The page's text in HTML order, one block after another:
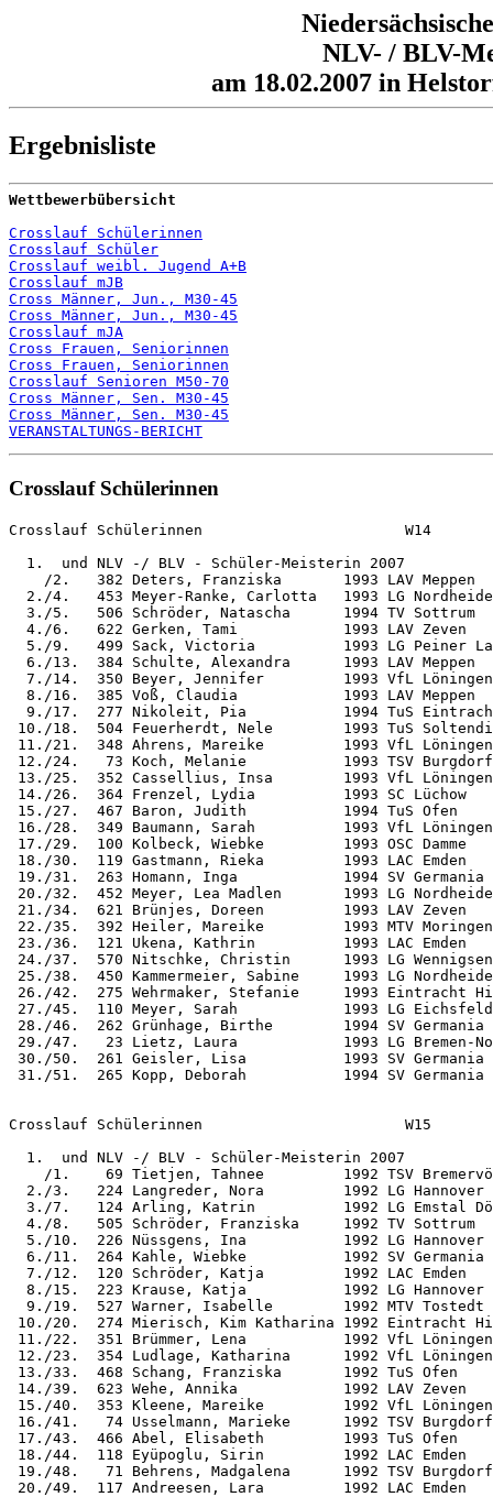
NLV- / BLV-
am 18.02.2007 in
Ergebnisliste
Wettbewerbübersicht
Crosslauf Schülerinnen
Crosslauf Schüler
Crosslauf weibl. Jugend A+B
Crosslauf mJB
Cross Männer, Jun., M30-45
Cross Männer, Jun., M30-45
Crosslauf mJA
Cross Frauen, Seniorinnen
Cross Frauen, Seniorinnen
Crosslauf Senioren M50-70
Cross Männer, Sen. M30-45
Cross Männer, Sen. M30-45
VERANSTALTUNGS-BERICHT
Crosslauf Schülerinnen
Crosslauf Schülerinnen                       W14
  1.  und NLV -/ BLV - Schüler-Meisterin 2007
/2.   382 Deters, Franziska       1993 LAV Meppen
2./4.   453 Meyer-Ranke, Carlotta   1993 LG
3./5.   506 Schröder, Natascha      1994 TV Sottrum
4./6.   622 Gerken, Tami            1993 LAV Zeven
5./9.   499 Sack, Victoria          1993 LG Peiner
6./13.  384 Schulte, Alexandra      1993 LAV Meppen
7./14.  350 Beyer, Jennifer         1993 VfL
8./16.  385 Voß, Claudia            1993 LAV Meppen
9./17.  277 Nikoleit, Pia           1994 TuS
10./18.  504 Feuerherdt, Nele        1993 TuS
11./21.  348 Ahrens, Mareike         1993 VfL
12./24.   73 Koch, Melanie           1993 TSV
13./25.  352 Cassellius, Insa        1993 VfL
14./26.  364 Frenzel, Lydia          1993 SC
15./27.  467 Baron, Judith           1994 TuS
16./28.  349 Baumann, Sarah          1993 VfL
17./29.  100 Kolbeck, Wiebke         1993 OSC
18./30.  119 Gastmann, Rieka         1993 LAC
19./31.  263 Homann, Inga            1994 SV
20./32.  452 Meyer, Lea Madlen       1993 LG
21./34.  621 Brünjes, Doreen         1993 LAV
22./35.  392 Heiler, Mareike         1993 MTV
23./36.  121 Ukena, Kathrin          1993 LAC
24./37.  570 Nitschke, Christin      1993 LG
25./38.  450 Kammermeier, Sabine     1993 LG
26./42.  275 Wehrmaker, Stefanie     1993
27./45.  110 Meyer, Sarah            1993 LG
28./46.  262 Grünhage, Birthe        1994 SV
29./47.   23 Lietz, Laura            1993 LG
30./50.  261 Geisler, Lisa           1993 SV
31./51.  265 Kopp, Deborah           1994 SV
Crosslauf Schülerinnen                       W15
  1.  und NLV -/ BLV - Schüler-Meisterin 2007
/1.    69 Tietjen, Tahnee         1992 TSV
2./3.   224 Langreder, Nora         1992 LG Hannover
3./7.   124 Arling, Katrin          1992 LG Emstal
4./8.   505 Schröder, Franziska     1992 TV Sottrum
5./10.  226 Nüssgens, Ina           1992 LG Hannover
6./11.  264 Kahle, Wiebke           1992 SV Germania
7./12.  120 Schröder, Katja         1992 LAC Emden
8./15.  223 Krause, Katja           1992 LG Hannover
9./19.  527 Warner, Isabelle        1992 MTV Tostedt
10./20.  274 Mierisch, Kim Katharina 1992
11./22.  351 Brümmer, Lena           1992 VfL
12./23.  354 Ludlage, Katharina      1992 VfL
13./33.  468 Schang, Franziska       1992 TuS
14./39.  623 Wehe, Annika            1992 LAV
15./40.  353 Kleene, Mareike         1992 VfL
16./41.   74 Usselmann, Marieke      1992 TSV
17./43.  466 Abel, Elisabeth         1993 TuS
18./44.  118 Eyüpoglu, Sirin         1992 LAC
19./48.   71 Behrens, Madgalena      1992 TSV
20./49.  117 Andreesen, Lara         1992 LAC